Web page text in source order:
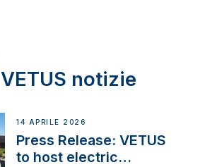
VETUS notizie
14 APRILE 2026
Press Release: VETUS
to host electric